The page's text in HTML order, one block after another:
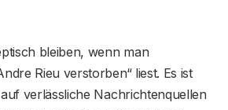
bleiben, wenn man
Rieu verstorben“ liest. Es ist
verlässliche Nachrichtenquellen